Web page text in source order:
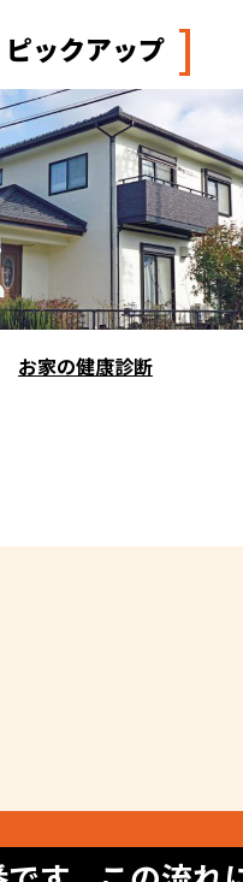
ピックアップ ]
お家の健康診断